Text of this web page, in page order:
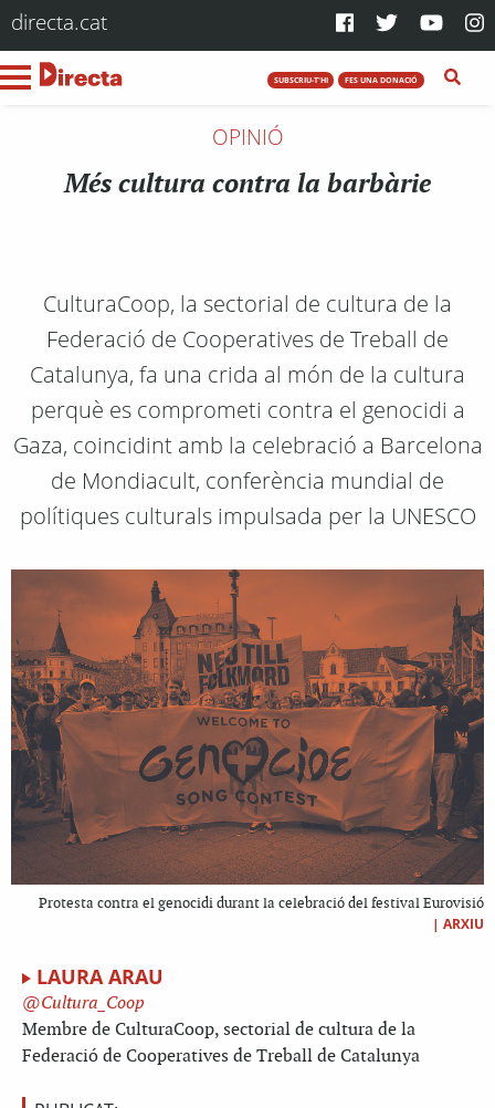
directa.cat
SUBSCRIU-T'HI FES UNA DONACIÓ
OPINIÓ
Més cultura contra la barbàrie
CulturaCoop, la sectorial de cultura de la
Federació de Cooperatives de Treball de
Catalunya, fa una crida al món de la cultura
perquè es comprometi contra el genocidi a
Gaza, coincidint amb la celebració a Barcelona
de Mondiacult, conferència mundial de
polítiques culturals impulsada per la UNESCO
Protesta contra el genocidi durant la celebració del festival Eurovisió
| ARXIU
LAURA ARAU
Cultura_Coop
Membre de CulturaCoop, sectorial de cultura de la
Federació de Cooperatives de Treball de Catalunya